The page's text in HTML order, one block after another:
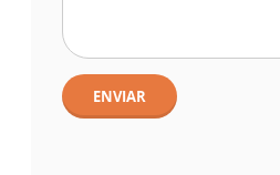
ENVIAR